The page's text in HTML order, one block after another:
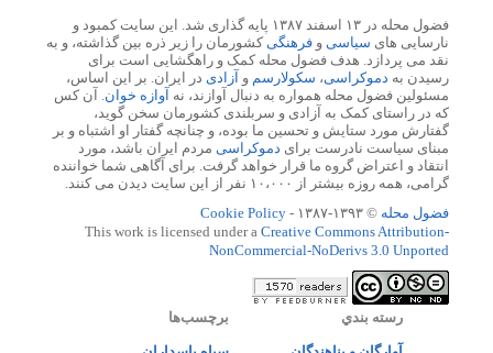
فضول محله در ۱۳ اسفند ۱۳۸۷ پایه گذاری شد. این سایت کمبود و
نارسایی های سیاسی و فرهنگی کشورمان را زیر ذره بین گذاشته، و به
نقد می پردازد. هدف فضول محله کمک و راهگشایی است برای
رسیدن به دموکراسی، سکولارسم و آزادی در ایران. بر این اساس،
مسئولین فضول محله همواره به دنبال آوازند، نه آوازه خوان . آن کس
که در راستای کمک به آزادی و سربلندی کشورمان سخن گوید،
گفتارش مورد ستایش و تحسین ما بوده، و چنانچه گفتار او اشتباه و بر
مبنای سیاست نادرست برای دموکراسی مردم ایران باشد، مورد
انتقاد و اعتراض گروه ما قرار خواهد گرفت. برای آگاهی شما خواننده
گرامی، همه روزه بیشتر از ۱۰،۰۰۰ نفر از این سایت دیدن می کنند.
فضول محله © ۱۳۹۳-۱۳۸۷ -
Cookie Policy
This work is licensed under a Creative Commons Attribution-
NonCommercial-NoDerivs 3.0 Unported
رسته بندي برچسب‌ها